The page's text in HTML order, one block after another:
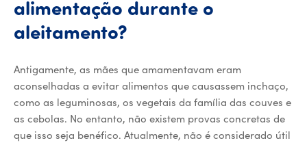
alimentação durante o
aleitamento?
Antigamente, as mães que amamentavam eram
aconselhadas a evitar alimentos que causassem inchaço,
como as leguminosas, os vegetais da família das couves e
as cebolas. No entanto, não existem provas concretas de
que isso seja benéfico. Atualmente, não é considerado útil